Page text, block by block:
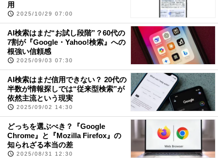
用
2025/10/29 07:00
AI検索はまだ“お試し段階”？60代の
7割が『Google・Yahoo!検索』への
根強い信頼感
2025/09/03 07:30
AI検索はまだ信用できない？ 20代の
半数が情報探しでは“従来型検索”が
依然主流という現実
2025/09/02 14:30
どっちを選ぶべき？『Google
Chrome』と『Mozilla Firefox』の
知られざる本当の差
2025/08/31 12:30